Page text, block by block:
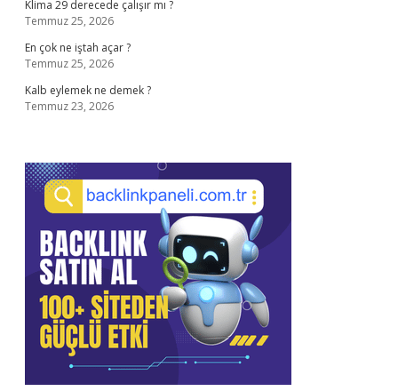
Klima 29 derecede çalışır mı ?
Temmuz 25, 2026
En çok ne iştah açar ?
Temmuz 25, 2026
Kalb eylemek ne demek ?
Temmuz 23, 2026